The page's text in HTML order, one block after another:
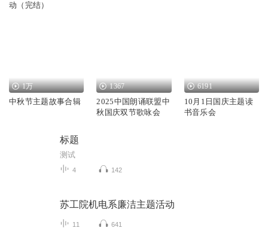
动（完结）
1万
中秋节主题故事合辑
1367
2025中国朗诵联盟中
秋国庆双节歌咏会
6191
10月1日国庆主题读
书音乐会
标题
测试
4 142
苏工院机电系廉洁主题活动
11 641